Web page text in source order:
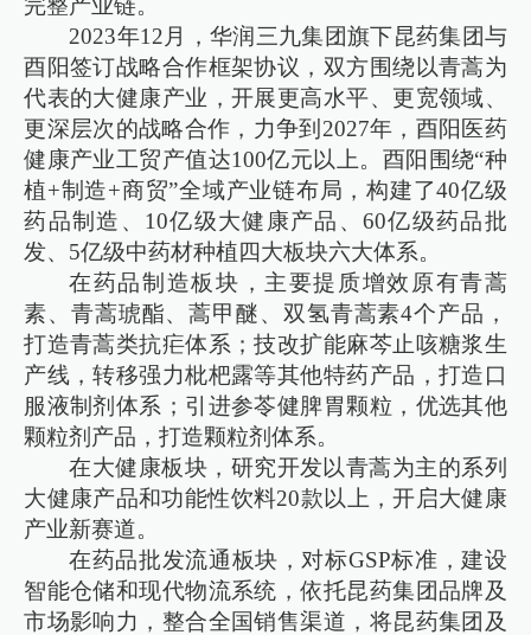
完整产业链。
2023年12月，华润三九集团旗下昆药集团与
酉阳签订战略合作框架协议，双方围绕以青蒿为
代表的大健康产业，开展更高水平、更宽领域、
更深层次的战略合作，力争到2027年，酉阳医药
健康产业工贸产值达100亿元以上。酉阳围绕“种
植+制造+商贸”全域产业链布局，构建了40亿级
药品制造、10亿级大健康产品、60亿级药品批
发、5亿级中药材种植四大板块六大体系。
在药品制造板块，主要提质增效原有青蒿
素、青蒿琥酯、蒿甲醚、双氢青蒿素4个产品，
打造青蒿类抗疟体系；技改扩能麻芩止咳糖浆生
产线，转移强力枇杷露等其他特药产品，打造口
服液制剂体系；引进参苓健脾胃颗粒，优选其他
颗粒剂产品，打造颗粒剂体系。
在大健康板块，研究开发以青蒿为主的系列
大健康产品和功能性饮料20款以上，开启大健康
产业新赛道。
在药品批发流通板块，对标GSP标准，建设
智能仓储和现代物流系统，依托昆药集团品牌及
市场影响力，整合全国销售渠道，将昆药集团及